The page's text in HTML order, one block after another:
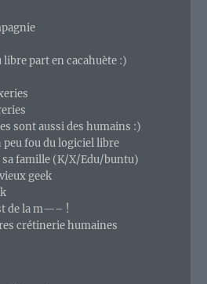
libre part en cacahuète :)
sont aussi des humains :)
peu fou du logiciel libre
sa famille (K/X/Edu/buntu)
geek
de la m—– !
crétinerie humaines